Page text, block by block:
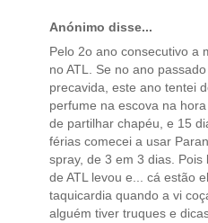
Anónimo disse...
Pelo 2o ano consecutivo a
no ATL. Se no ano
precavida, este ano tentei
perfume na escova na
de partilhar chapéu, e 15
férias comecei a usar
spray, de 3 em 3 dias.
de ATL levou e... cá estão
taquicardia quando a vi
alguém tiver truques e